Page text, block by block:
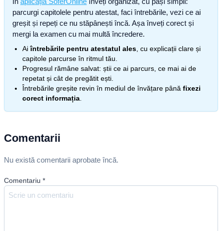
parcurgi capitolele pentru atestat, faci întrebările, vezi ce ai
greșit și repeți ce nu stăpânești încă. Așa înveți corect și
mergi la examen cu mai multă încredere.
Aiîntrebările pentru atestatul ales , cu explicații clare și
capitole parcurse în ritmul tău.
Progresul rămâne salvat: știi ce ai parcurs, ce mai ai de
repetat și cât de pregătit ești.
Întrebările greșite revin în mediul de învățare până fixezi
corect informația
Comentarii
Nu există comentarii aprobate încă.
Comentariu *